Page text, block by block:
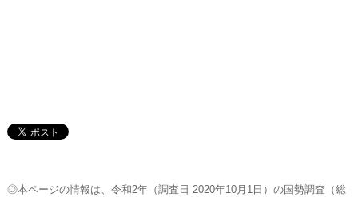
◎本ページの情報は、令和2年（調査日 2020年10月1日）の国勢調査（総